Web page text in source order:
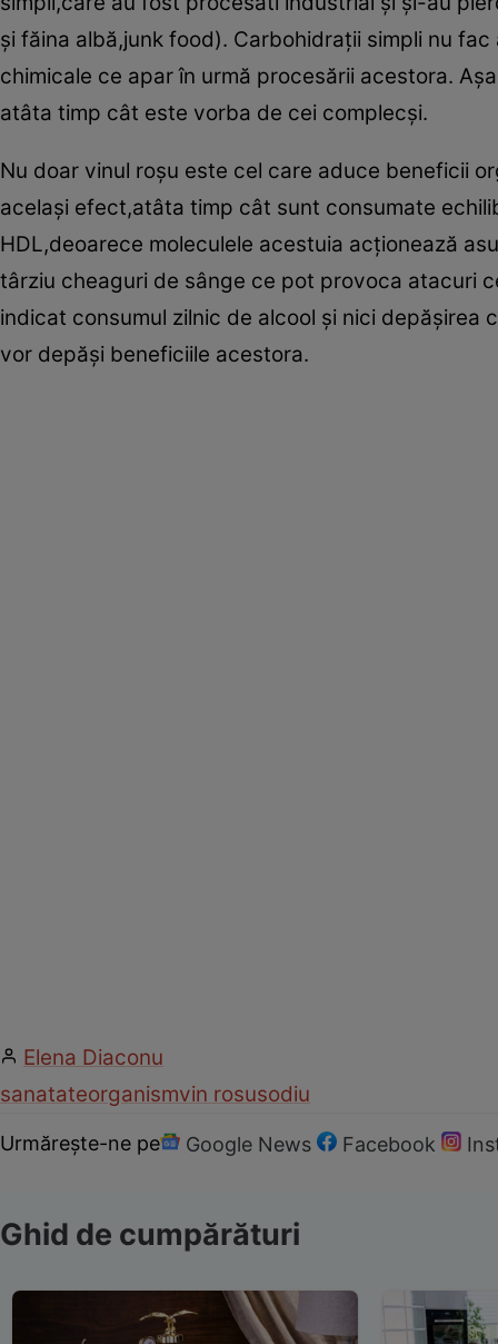
şi făina albă,junk food). Carbohidraţii simpli nu
chimicale ce apar în urmă procesării acestora.
atâta timp cât este vorba de cei complecşi.
Nu doar vinul roşu este cel care aduce beneficii
acelaşi efect,atâta timp cât sunt consumate
HDL,deoarece moleculele acestuia acţionează
târziu cheaguri de sânge ce pot provoca atacuri
indicat consumul zilnic de alcool şi nici
vor depăşi beneficiile acestora.
Elena Diaconu
sanatateorganismvin rosusodiu
Urmărește-ne pe Google News Facebook
Ghid de cumpărături